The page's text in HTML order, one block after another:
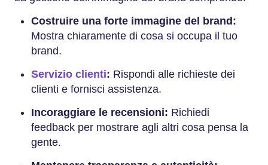
Costruire una forte immagine del brand:
Mostra chiaramente di cosa si occupa il tuo
brand.
Servizio clienti: Rispondi alle richieste dei
clienti e fornisci assistenza.
Incoraggiare le recensioni: Richiedi
feedback per mostrare agli altri cosa pensa la
gente.